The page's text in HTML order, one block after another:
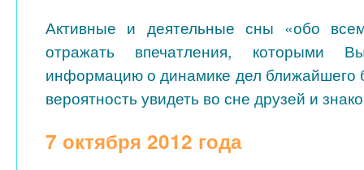
Активные и деятельные сны «обо
отражать впечатления, которыми
информацию о динамике дел ближайшего
вероятность увидеть во сне друзей и
7 октября 2012 года